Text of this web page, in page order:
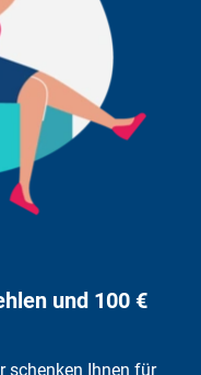
und 100 €
schenken Ihnen für